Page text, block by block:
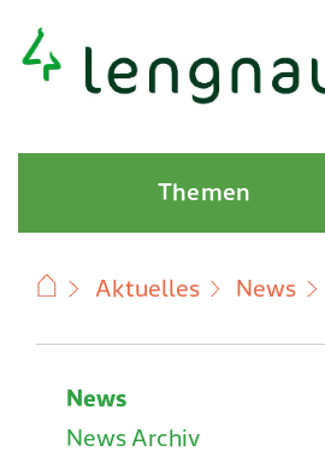
Schnellnavigation
Hauptnavigation
Themen
Aktuelles News
News
News Archiv